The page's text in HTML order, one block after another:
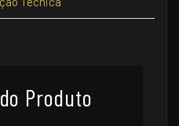
Produto